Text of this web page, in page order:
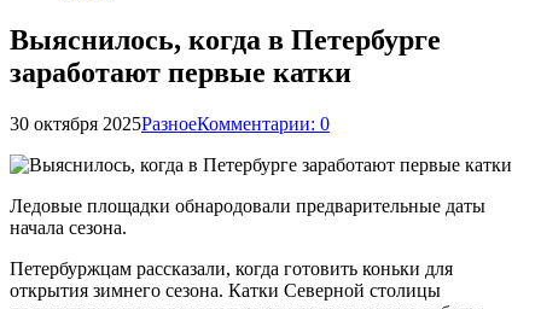
Выяснилось, когда в Петербурге
заработают первые катки
30 октября 2025РазноеКомментарии: 0
Ледовые площадки обнародовали предварительные даты
начала сезона.
Петербуржцам рассказали, когда готовить коньки для
открытия зимнего сезона. Катки Северной столицы